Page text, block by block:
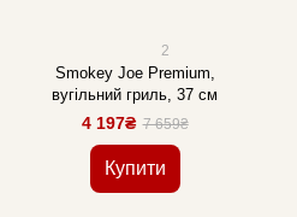
2
Smokey Joe Premium,
вугільний гриль, 37 см
4 197₴ 7 659₴
Купити